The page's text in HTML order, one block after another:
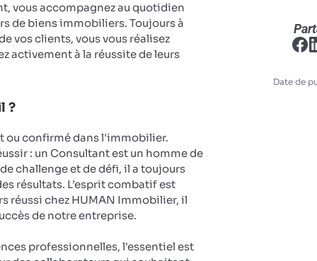
vous accompagnez au quotidien
de biens immobiliers. Toujours à
vos clients, vous vous réalisez
activement à la réussite de leurs
?
ou confirmé dans l'immobilier.
: un Consultant est un homme de
challenge et de défi, il a toujours
résultats. L’esprit combatif est
réussi chez HUMAN Immobilier, il
de notre entreprise.
professionnelles, l'essentiel est
Date de